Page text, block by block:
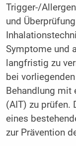
Trigger-/
und
Symptome und
langfristig zu
bei
Behandlung mit
(AIT) zu prüfen.
eines
zur Prävention